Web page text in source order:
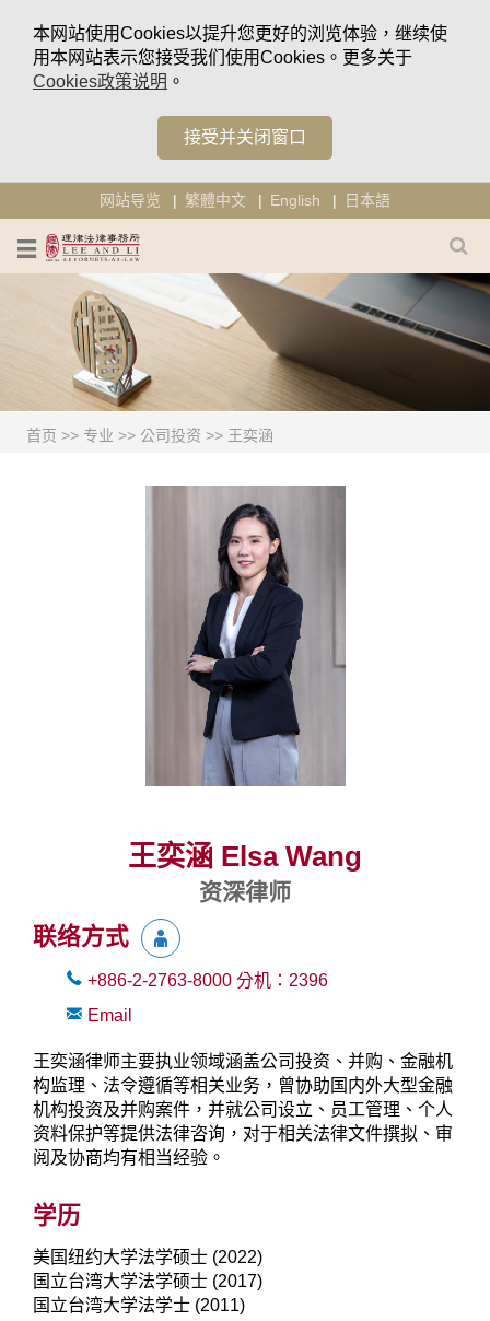
本网站使用Cookies以提升您更好的浏览体验，继续使
用本网站表示您接受我们使用Cookies。更多关于
Cookies政策说明 。
接受并关闭窗口
网站导览 繁體中文 English 日本語
首页 >> 专业 >> 公司投资 >> 王奕涵
王奕涵 Elsa Wang
资深律师
联络方式
+886-2-2763-8000 分机： 2396
Email
王奕涵律师主要执业领域涵盖公司投资、并购、金融机
构监理、法令遵循等相关业务，曾协助国内外大型金融
机构投资及并购案件，并就公司设立、员工管理、个人
资料保护等提供法律咨询，对于相关法律文件撰拟、审
阅及协商均有相当经验。
学历
美国纽约大学法学硕士 (2022)
国立台湾大学法学硕士 (2017)
国立台湾大学法学士 (2011)